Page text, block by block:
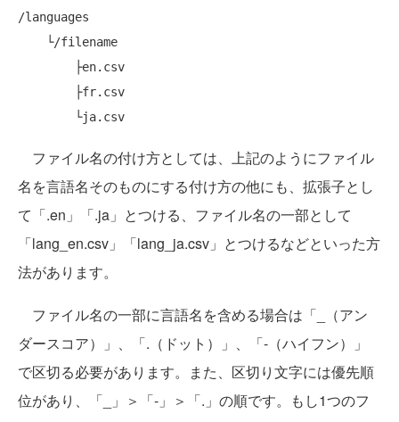
/languages
ファイル名の付け方としては、上記のようにファイル
名を言語名そのものにする付け方の他にも、拡張子とし
て「.en」「.ja」とつける、ファイル名の一部として
「lang_en.csv」「lang_ja.csv」とつけるなどといった方
法があります。
ファイル名の一部に言語名を含める場合は「_（アン
ダースコア）」、「.（ドット）」、「-（ハイフン）」
で区切る必要があります。また、区切り文字には優先順
位があり、「_」＞「-」＞「.」の順です。もし1つのフ